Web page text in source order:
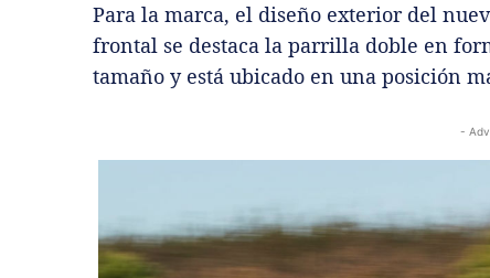
Para la marca, el diseño exterior del
frontal se destaca la parrilla doble en
tamaño y está ubicado en una posición
-